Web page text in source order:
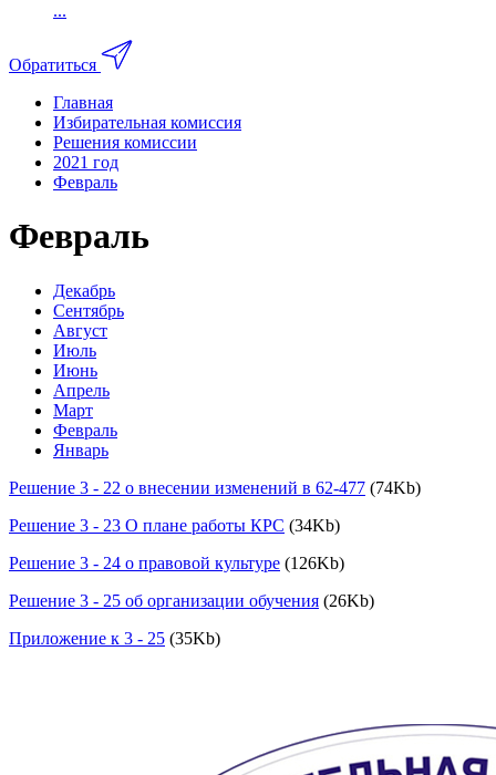
...
Обратиться
Главная
Избирательная комиссия
Решения комиссии
2021 год
Февраль
Февраль
Декабрь
Сентябрь
Август
Июль
Июнь
Апрель
Март
Февраль
Январь
Решение 3 - 22 о внесении изменений в 62-477 (74Kb)
Решение 3 - 23 О плане работы КРС (34Kb)
Решение 3 - 24 о правовой культуре (126Kb)
Решение 3 - 25 об организации обучения (26Kb)
Приложение к 3 - 25 (35Kb)